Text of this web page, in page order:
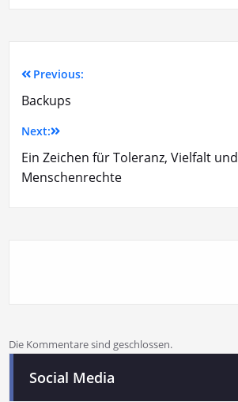
Previous:
Backups
Next:
Ein Zeichen für Toleranz, Vielfalt und
Menschenrechte
Die Kommentare sind geschlossen.
Social Media